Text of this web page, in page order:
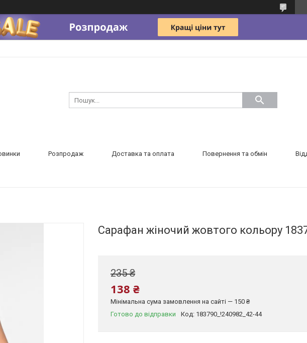
Розпродаж Доставка та оплата Повернення та обмін
Сарафан жіночий жовтого кольору
235 ₴
138 ₴
Мінімальна сума замовлення на сайті — 150 ₴
Готово до відправки
Код: 183790_!240982_42-44